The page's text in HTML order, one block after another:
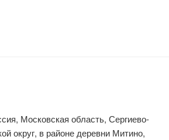
Московская область, Сергиево-
округ, в районе деревни Митино,